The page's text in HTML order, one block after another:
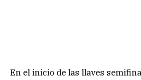
En el inicio de las llaves